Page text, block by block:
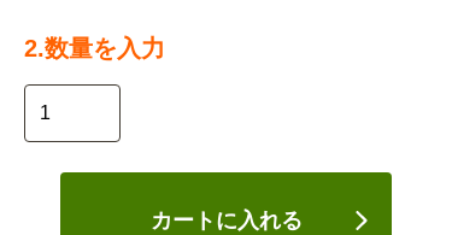
2.数量を入力
カートに入れる